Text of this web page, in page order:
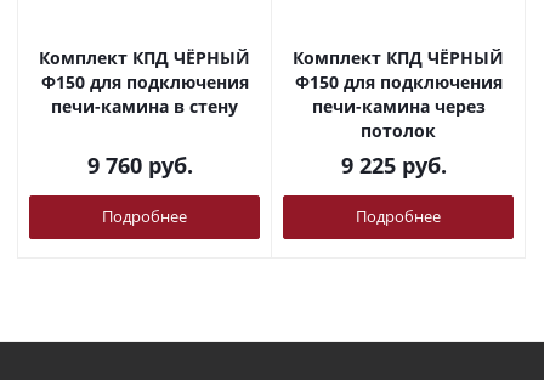
Комплект КПД ЧЁРНЫЙ
Ф150 для подключения
печи-камина в стену
9 760 руб.
Подробнее
Комплект КПД ЧЁРНЫЙ
Ф150 для подключения
печи-камина через
потолок
9 225 руб.
Подробнее